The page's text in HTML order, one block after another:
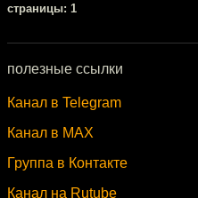
cтраницы: 1
полезные ссылки
Канал в Telegram
Канал в MAX
Группа в Контакте
Канал на Rutube